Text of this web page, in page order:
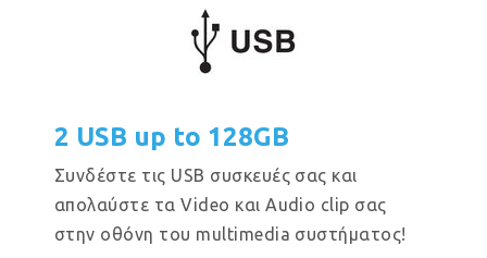
2 USB up to 128GB
Συνδέστε τις USB συσκευές σας και
απολαύστε τα Video και Audio clip σας
στην οθόνη του multimedia συστήματος!